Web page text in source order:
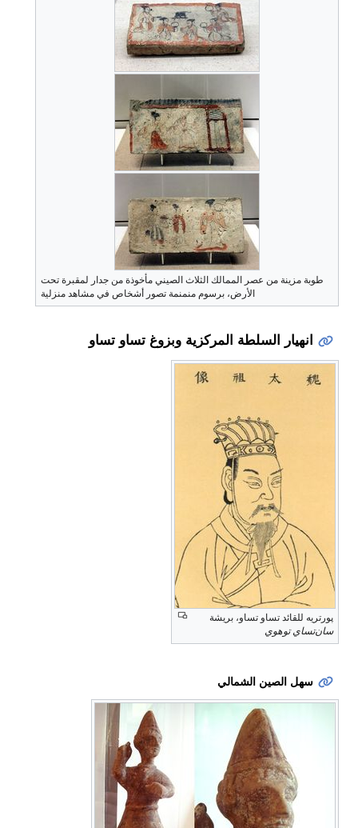
طوبة مزينة من عصر الممالك الثلاث الصيني مأخوذة من جدار لمقبرة تحت
الأرض، برسوم منمنمة تصور أشخاص في مشاهد منزلية
انهيار السلطة المركزية وبزوغ تساو تساو
پورتريه للقائد تساو تساو، بريشة
سان‌تساي توهوي
سهل الصين الشمالي